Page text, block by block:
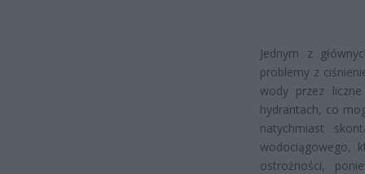
Jednym z
problemy z
wody przez
hydrantach, co
natychmiast
wodociągowego,
ostrożności,